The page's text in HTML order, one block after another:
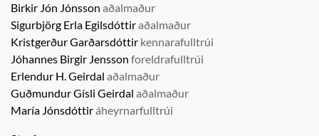
Birkir Jón Jónsson aðalmaður
Sigurbjörg Erla Egilsdóttiraðalmaður
Kristgerður Garðarsdóttir kennarafulltrúi
Jóhannes Birgir Jensson foreldrafulltrúi
Erlendur H. Geirdal aðalmaður
Guðmundur Gísli Geirdal aðalmaður
María Jónsdóttiráheyrnarfulltrúi